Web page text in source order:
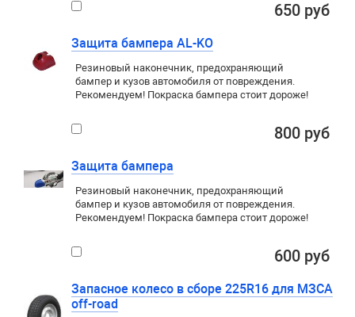
650 руб
Защита бампера AL-KO
Резиновый наконечник, предохраняющий
бампер и кузов автомобиля от повреждения.
Рекомендуем! Покраска бампера стоит дороже!
800 руб
Защита бампера
Резиновый наконечник, предохраняющий
бампер и кузов автомобиля от повреждения.
Рекомендуем! Покраска бампера стоит дороже!
600 руб
Запасное колесо в сборе 225R16 для МЗСА
off-road